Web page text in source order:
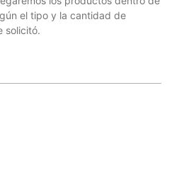
el tipo y la cantidad de
solicitó.